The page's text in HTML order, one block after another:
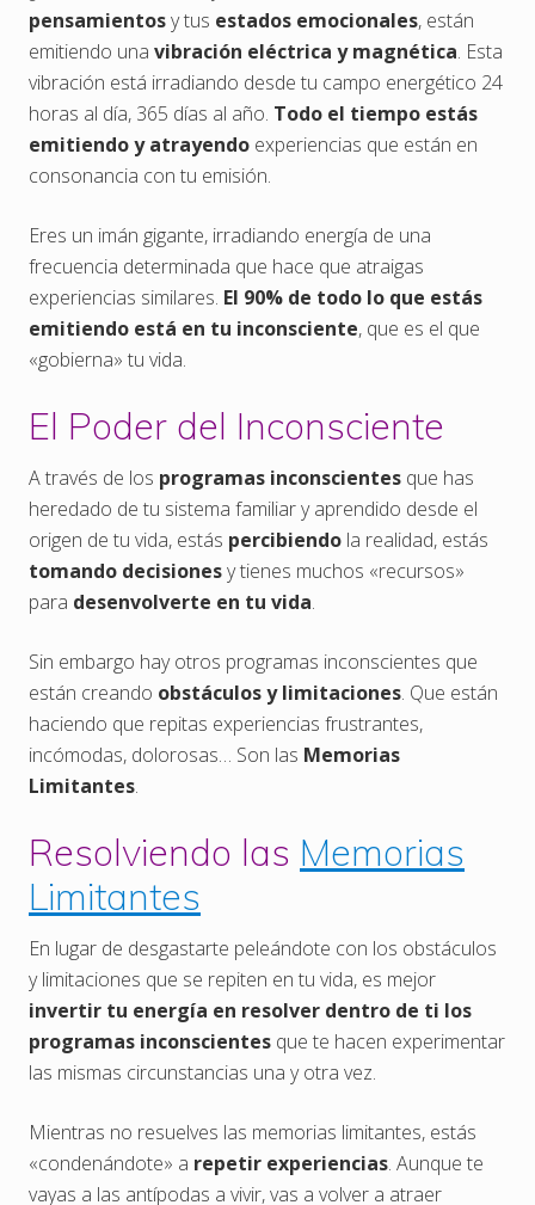
pensamientosy tus estados emocionales, están
emitiendo una vibración eléctrica y magnética. Esta
vibración está irradiando desde tu campo energético 24
horas al día, 365 días al año. Todo el tiempo estás
emitiendo y atrayendo experiencias que están en
consonancia con tu emisión.
Eres un imán gigante, irradiando energía de una
frecuencia determinada que hace que atraigas
experiencias similares. El 90% de todo lo que estás
emitiendo está en tu inconsciente, que es el que
«gobierna» tu vida.
El Poder del Inconsciente
A través de los programas inconscientes que has
heredado de tu sistema familiar y aprendido desde el
origen de tu vida, estás percibiendo la realidad, estás
tomando decisionesy tienes muchos «recursos»
para desenvolverte en tu vida.
Sin embargo hay otros programas inconscientes que
están creando obstáculos y limitaciones. Que están
haciendo que repitas experiencias frustrantes,
incómodas, dolorosas… Son las Memorias
Limitantes.
Resolviendo las Memorias
Limitantes
En lugar de desgastarte peleándote con los obstáculos
y limitaciones que se repiten en tu vida, es mejor
invertir tu energía en resolver dentro de ti los
programas inconscientes que te hacen experimentar
las mismas circunstancias una y otra vez.
Mientras no resuelves las memorias limitantes, estás
«condenándote» a repetir experiencias. Aunque te
vayas a las antípodas a vivir, vas a volver a atraer